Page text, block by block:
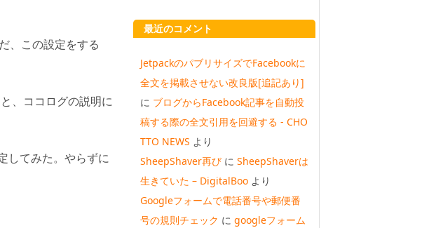
、この設定をする
、ココログの説明に
してみた。やらずに
最近のコメント
JetpackのパブリサイズでFacebookに
全文を掲載させない改良版[追記あり]
に ブログからFacebook記事を自動投
稿する際の全文引用を回避する - CHO
TTO NEWS より
SheepShaver再び に SheepShaverは
生きていた – DigitalBoo より
Googleフォームで電話番号や郵便番
号の規則チェック に googleフォーム